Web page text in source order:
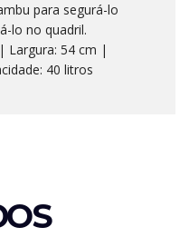
para segurá-lo
lo no quadril.
Largura: 54 cm |
40 litros